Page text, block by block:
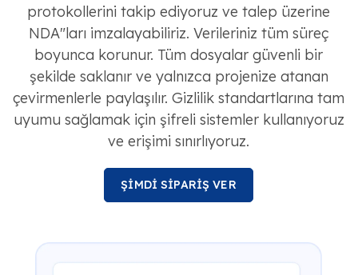
protokollerini takip ediyoruz ve talep üzerine
NDA"ları imzalayabiliriz. Verileriniz tüm süreç
boyunca korunur. Tüm dosyalar güvenli bir
şekilde saklanır ve yalnızca projenize atanan
çevirmenlerle paylaşılır. Gizlilik standartlarına tam
uyumu sağlamak için şifreli sistemler kullanıyoruz
ve erişimi sınırlıyoruz.
ŞİMDİ SİPARİŞ VER